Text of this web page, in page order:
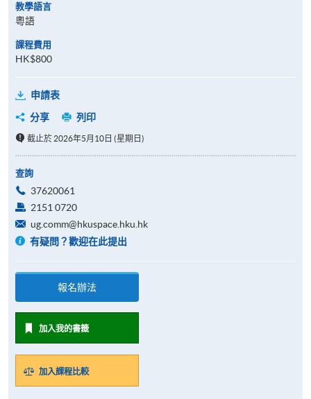
教學語言
粵語
課程費用
HK$800
申請表
分享
列印
截止於 2026年5月10日 (星期日)
查詢
37620061
2151 0720
ug.comm@hkuspace.hku.hk
有疑問？歡迎在此提出
報名辦法
加入我的書籤
加入課程比較